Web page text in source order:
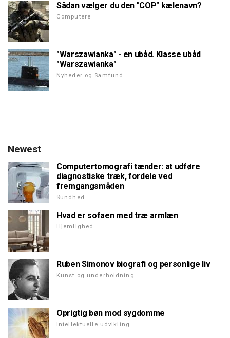
Sådan vælger du den "COP" kælenavn?
Computere
"Warszawianka" - en ubåd. Klasse ubåd
"Warszawianka"
Nyheder og Samfund
Newest
Computertomografi tænder: at udføre
diagnostiske træk, fordele ved
fremgangsmåden
Sundhed
Hvad er sofaen med træ armlæn
Hjemlighed
Ruben Simonov biografi og personlige liv
Kunst og underholdning
Oprigtig bøn mod sygdomme
Intellektuelle udvikling